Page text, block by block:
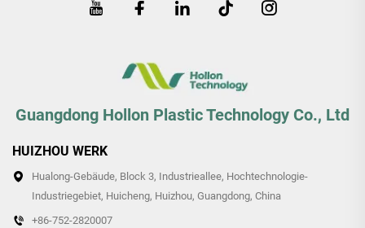
Guangdong Hollon Plastic Technology Co., Ltd
HUIZHOU WERK
Hualong-Gebäude, Block 3, Industrieallee, Hochtechnologie-
Industriegebiet, Huicheng, Huizhou, Guangdong, China
+86-752-2820007